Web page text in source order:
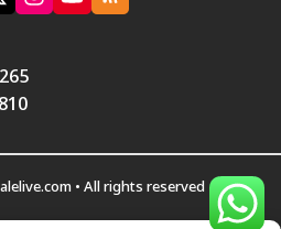
• All rights reserved